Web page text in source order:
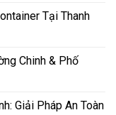
Tại Thanh
Chinh & Phố
Giải Pháp An Toàn